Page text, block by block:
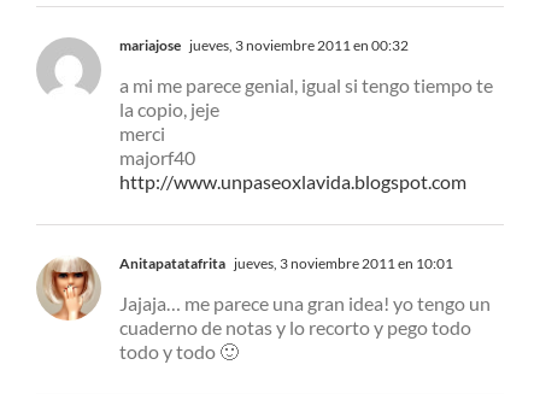
mariajose jueves, 3 noviembre 2011 en 00:32
a mi me parece genial, igual si tengo tiempo te
la copio, jeje
merci
majorf40
http://www.unpaseoxlavida.blogspot.com
Anitapatatafrita jueves, 3 noviembre 2011 en 10:01
Jajaja… me parece una gran idea! yo tengo un
cuaderno de notas y lo recorto y pego todo
todo y todo 🙂